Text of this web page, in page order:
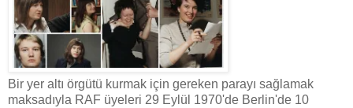
Bir yer altı örgütü kurmak için gereken parayı sağlamak
maksadıyla RAF üyeleri 29 Eylül 1970'de Berlin'de 10